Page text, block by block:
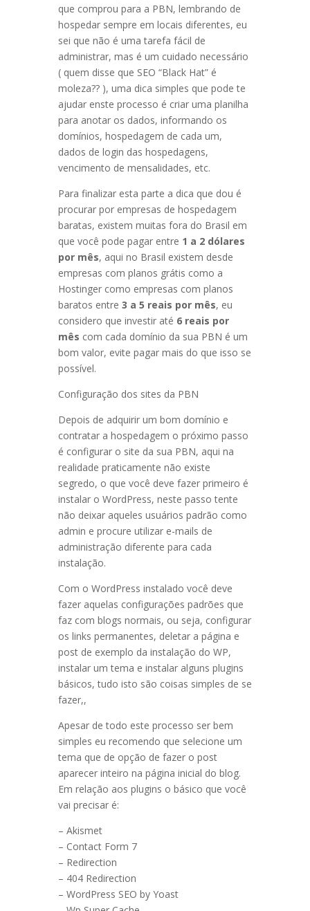
que comprou para a PBN, lembrando de
hospedar sempre em locais diferentes, eu
sei que não é uma tarefa fácil de
administrar, mas é um cuidado necessário
( quem disse que SEO “Black Hat” é
moleza?? ), uma dica simples que pode te
ajudar enste processo é criar uma planilha
para anotar os dados, informando os
domínios, hospedagem de cada um,
dados de login das hospedagens,
vencimento de mensalidades, etc.
Para finalizar esta parte a dica que dou é
procurar por empresas de hospedagem
baratas, existem muitas fora do Brasil em
que você pode pagar entre 1 a 2 dólares
por mês, aqui no Brasil existem desde
empresas com planos grátis como a
Hostinger como empresas com planos
baratos entre 3 a 5 reais por mês, eu
considero que investir até 6 reais por
mês com cada domínio da sua PBN é um
bom valor, evite pagar mais do que isso se
possível.
Configuração dos sites da PBN
Depois de adquirir um bom domínio e
contratar a hospedagem o próximo passo
é configurar o site da sua PBN, aqui na
realidade praticamente não existe
segredo, o que você deve fazer primeiro é
instalar o WordPress, neste passo tente
não deixar aqueles usuários padrão como
admin e procure utilizar e-mails de
administração diferente para cada
instalação.
Com o WordPress instalado você deve
fazer aquelas configurações padrões que
faz com blogs normais, ou seja, configurar
os links permanentes, deletar a página e
post de exemplo da instalação do WP,
instalar um tema e instalar alguns plugins
básicos, tudo isto são coisas simples de se
fazer,,
Apesar de todo este processo ser bem
simples eu recomendo que selecione um
tema que de opção de fazer o post
aparecer inteiro na página inicial do blog.
Em relação aos plugins o básico que você
vai precisar é:
– Akismet
– Contact Form 7
– Redirection
– 404 Redirection
– WordPress SEO by Yoast